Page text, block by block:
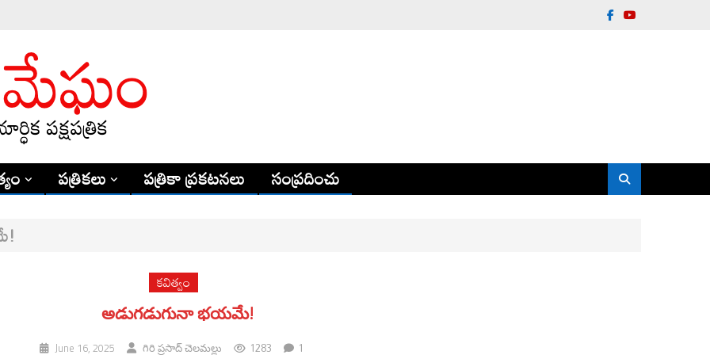
పత్రికలు పత్రికా ప్రకటనలు సంప్రదించు
కవిత్వం
అడుగడుగునా భయమే!
June 16, 2025 గిరి ప్రసాద్ చెలమల్లు 1283 1